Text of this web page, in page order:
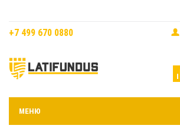
+7 499 670 0880
МЕНЮ